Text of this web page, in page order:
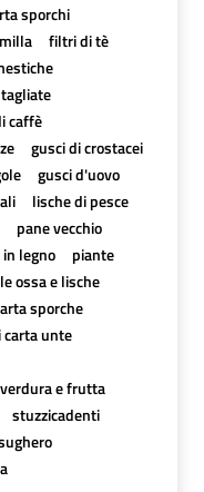
sporchi
filtri di tè
caffè
gusci di crostacei
gusci d'uovo
lische di pesce
pane vecchio
legno
piante
ossa e lische
sporche
unte
e frutta
stuzzicadenti